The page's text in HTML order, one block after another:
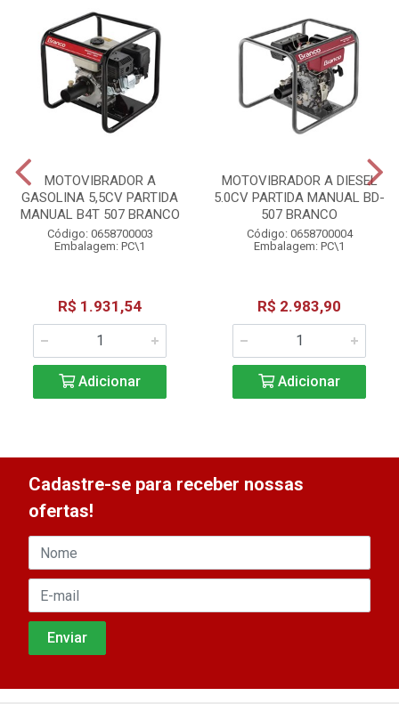
MOTOVIBRADOR A
GASOLINA 5,5CV PARTIDA
MANUAL B4T 507 BRANCO
Código: 0658700003
Embalagem: PC\1
R$ 1.931,54
Adicionar
MOTOVIBRADOR A DIESEL
5.0CV PARTIDA MANUAL BD-
507 BRANCO
Código: 0658700004
Embalagem: PC\1
R$ 2.983,90
Adicionar
Cadastre-se para receber nossas
ofertas!